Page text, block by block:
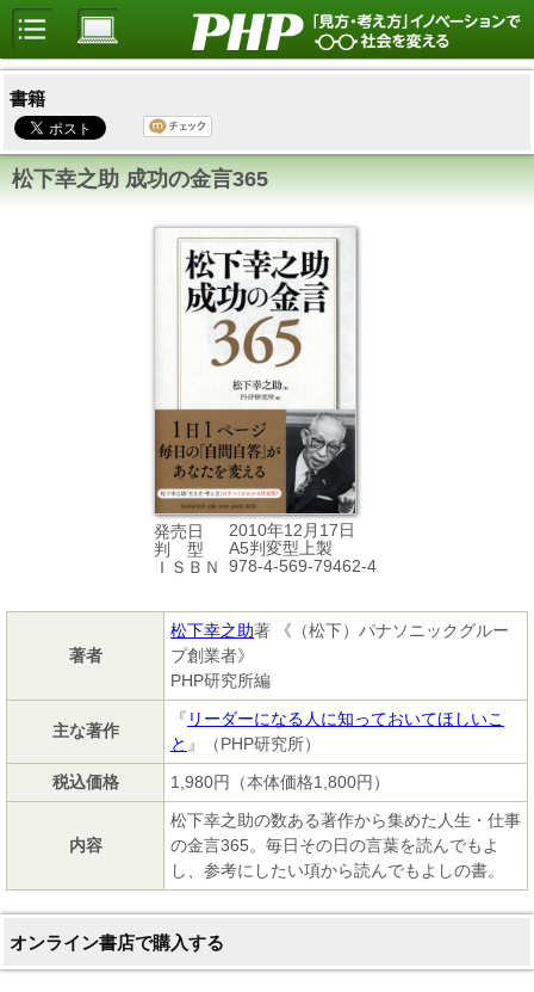
書籍
松下幸之助 成功の金言365
発売日
2010年12月17日
判 型
A5判変型上製
ＩＳＢＮ
978-4-569-79462-4
著者
松下幸之助著 《（松下）パナソニックグルー
プ創業者》
PHP研究所編
主な著作
『 リーダーになる人に知っておいてほしいこ
と 』（PHP研究所）
税込価格
1,980円（本体価格1,800円）
内容
松下幸之助の数ある著作から集めた人生・仕事
の金言365。毎日その日の言葉を読んでもよ
し、参考にしたい項から読んでもよしの書。
オンライン書店で購入する